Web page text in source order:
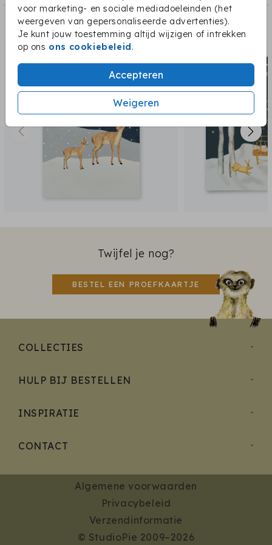
voor marketing- en sociale mediadoeleinden (het
weergeven van gepersonaliseerde advertenties).
Je kunt jouw toestemming altijd wijzigen of intrekken
op ons ons cookiebeleid.
Accepteren
Weigeren
Dit vind je misschien ook leuk:
Twijfel je nog?
BESTEL EEN PROEFKAARTJE
COLLECTIES
HULP BIJ BESTELLEN
INSPIRATIE
CONTACT
Algemene voorwaarden
Privacybeleid
Verzendinformatie
© StudioPie 2009–2026